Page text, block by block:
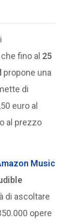
fino al 25
propone una
di
euro al
al prezzo
Music
di ascoltare
opere